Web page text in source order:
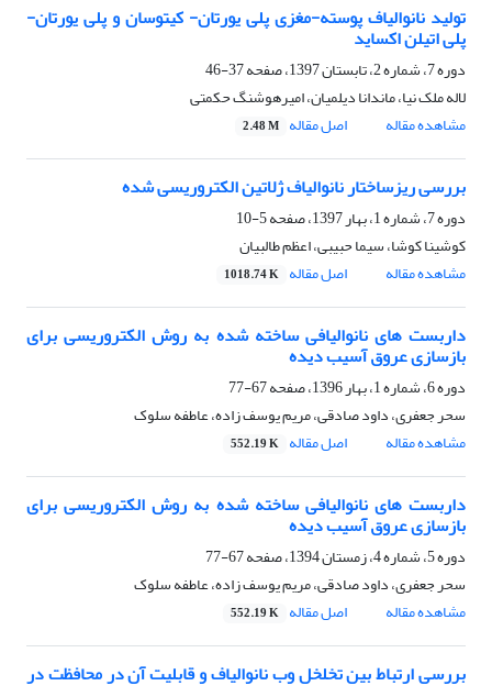
تولید نانوالیاف پوسته-مغزی پلی یورتان- کیتوسان و پلی یورتان-
پلی اتیلن اکساید
دوره 7، شماره 2، تابستان 1397، صفحه
37-46
لاله ملک نیا، ماندانا دیلمیان، امیرهوشنگ حکمتی
مشاهده مقاله
اصل مقاله 2.48 M
بررسی ریزساختار نانوالیاف ژلاتین الکتروریسی شده
دوره 7، شماره 1، بهار 1397، صفحه
5-10
کوشینا کوشا، سیما حبیبی، اعظم طالبیان
مشاهده مقاله
اصل مقاله 1018.74 K
داربست های نانوالیافی ساخته شده به روش الکتروریسی برای
بازسازی عروق آسیب دیده
دوره 6، شماره 1، بهار 1396، صفحه
67-77
سحر جعفری، داود صادقی، مریم یوسف زاده، عاطفه سلوک
مشاهده مقاله
اصل مقاله 552.19 K
داربست های نانوالیافی ساخته شده به روش الکتروریسی برای
بازسازی عروق آسیب دیده
دوره 5، شماره 4، زمستان 1394، صفحه
67-77
سحر جعفری، داود صادقی، مریم یوسف زاده، عاطفه سلوک
مشاهده مقاله
اصل مقاله 552.19 K
بررسی ارتباط بین تخلخل وب نانوالیاف و قابلیت آن در محافظت در